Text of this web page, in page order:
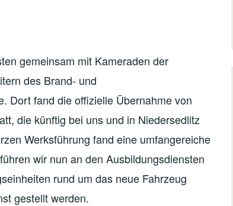
gemeinsam mit Kameraden der
des Brand- und
Dort fand die offizielle Übernahme von
die künftig bei uns und in Niedersedlitz
Werksführung fand eine umfangereiche
wir nun an den Ausbildungsdiensten
rund um das neue Fahrzeug
gestellt werden.